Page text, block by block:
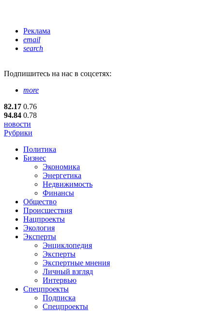
Реклама
email
search
Подпишитесь на нас в соцсетях:
more
82.17 0.76
94.84 0.78
новости
Рубрики
Политика
Бизнес
Экономика
Энергетика
Недвижимость
Финансы
Общество
Происшествия
Нацпроекты
Экология
Эксперты
Энциклопедия
Эксперты
Экспертные мнения
Личный взгляд
Интервью
Спецпроекты
Подписка
Спецпроекты